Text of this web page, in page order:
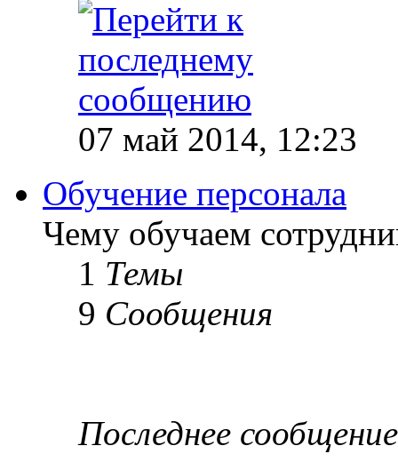
07 май 2014, 12:23
Обучение персонала
Чему обучаем
1 Темы
9 Сообщения
Последнее сообщение